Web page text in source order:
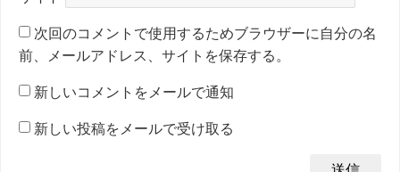
次回のコメントで使用するためブラウザーに自分の名
前、メールアドレス、サイトを保存する。
新しいコメントをメールで通知
新しい投稿をメールで受け取る